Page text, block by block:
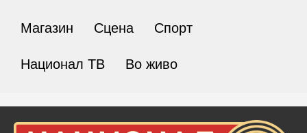
Магазин Сцена Спорт
Национал ТВ Во живо